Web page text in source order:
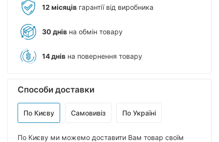
12 місяців гарантії від виробника
30 днів на обмін товару
14 днів на повернення товару
Способи доставки
По Києву Самовивіз По Україні
По Києву ми можемо доставити Вам товар своїм